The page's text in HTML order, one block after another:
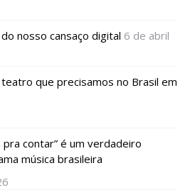
nosso cansaço digital 6 de abril
teatro que precisamos no Brasil em
pra contar” é um verdadeiro
música brasileira